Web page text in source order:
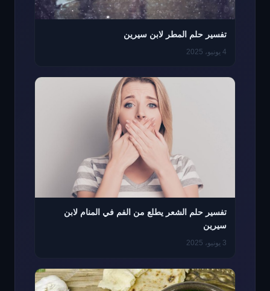
تفسير حلم المطر لابن سيرين
4 يونيو، 2025
تفسير حلم الشعر يطلع من الفم في المنام لابن
سيرين
3 يونيو، 2025